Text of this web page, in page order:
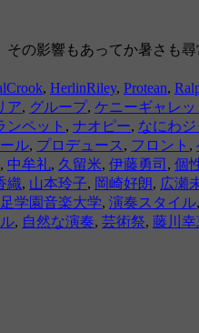
の影響もあってか暑さも
, HerlinRiley, Protean,
ア, グループ, ケニーギャレッ
ンペット , ナオピー, なにわ
ル, プロデュース , フロント ,
, 中牟礼, 久留米, 伊藤勇司 , 個
織, 山本玲子, 岡崎好朗, 広瀬
学園音楽大学, 演奏スタイル,
, 自然な演奏, 芸術祭, 藤川幸